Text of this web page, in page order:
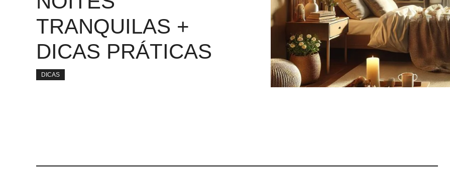
TRANQUILAS +
DICAS PRÁTICAS
DICAS